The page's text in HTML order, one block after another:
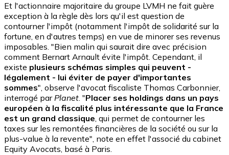
Et l'actionnaire majoritaire du groupe LVMH ne fait guère
exception à la règle dès lors qu'il est question de
contourner l'impôt (notamment l'impôt de solidarité sur la
fortune, en d'autres temps) en vue de minorer ses revenus
imposables. "Bien malin qui saurait dire avec précision
comment Bernart Arnault évite l'impôt. Cependant, il
existe plusieurs schémas simples qui peuvent -
légalement - lui éviter de payer d'importantes
sommes", observe l'avocat fiscaliste Thomas Carbonnier,
interrogé parPlanet. "Placer ses holdings dans un pays
européen à la fiscalité plus intéressante que la France
est un grand classique, qui permet de contourner les
taxes sur les remontées financières de la société ou sur la
plus-value à la revente", note en effet l'associé du cabinet
Equity Avocats, basé à Paris.